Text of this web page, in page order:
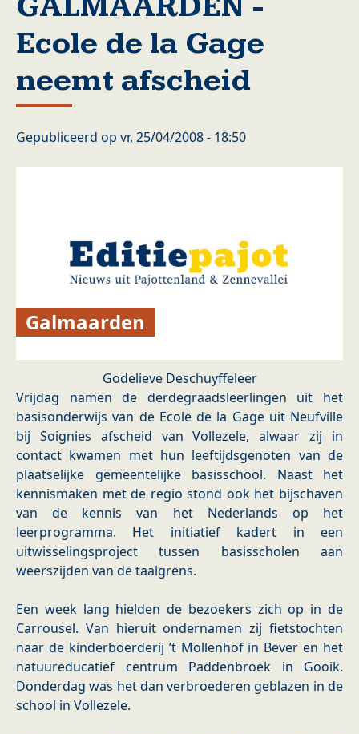
Ecole de la Gage
neemt afscheid
Gepubliceerd op vr, 25/04/2008 - 18:50
Galmaarden
Godelieve Deschuyffeleer
Vrijdag namen de derdegraadsleerlingen uit het
basisonderwijs van de Ecole de la Gage uit Neufville
bij Soignies afscheid van Vollezele, alwaar zij in
contact kwamen met hun leeftijdsgenoten van de
plaatselijke gemeentelijke basisschool. Naast het
kennismaken met de regio stond ook het bijschaven
van de kennis van het Nederlands op het
leerprogramma. Het initiatief kadert in een
uitwisselingsproject tussen basisscholen aan
weerszijden van de taalgrens.
Een week lang hielden de bezoekers zich op in de
Carrousel. Van hieruit ondernamen zij fietstochten
naar de kinderboerderij ’t Mollenhof in Bever en het
natuureducatief centrum Paddenbroek in Gooik.
Donderdag was het dan verbroederen geblazen in de
school in Vollezele.